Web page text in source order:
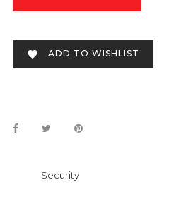
 ADD TO WISHLIST
Security